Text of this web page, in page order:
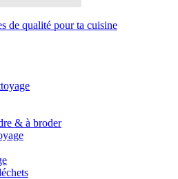
de qualité pour ta cuisine
& à broder